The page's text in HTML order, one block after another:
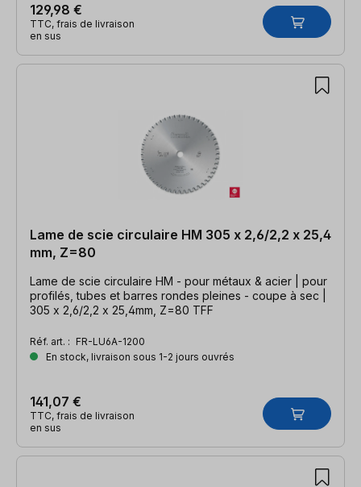
129,98 €
TTC, frais de livraison
en sus
Lame de scie circulaire HM 305 x 2,6/2,2 x 25,4
mm, Z=80
Lame de scie circulaire HM - pour métaux & acier | pour
profilés, tubes et barres rondes pleines - coupe à sec |
305 x 2,6/2,2 x 25,4mm, Z=80 TFF
Réf. art. : FR-LU6A-1200
En stock, livraison sous 1-2 jours ouvrés
141,07 €
TTC, frais de livraison
en sus